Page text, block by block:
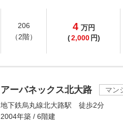
206
（2階）
4 万円
(2,000 円)
アーバネックス北大路
マン
地下鉄烏丸線北大路駅 徒歩2分
2004年築 / 6階建